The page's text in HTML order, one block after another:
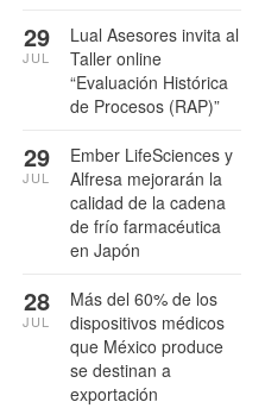
Lual Asesores invita al
Taller online
“Evaluación Histórica
de Procesos (RAP)”
29
JUL
Ember LifeSciences y
Alfresa mejorarán la
calidad de la cadena
de frío farmacéutica
en Japón
29
JUL
Más del 60% de los
dispositivos médicos
que México produce
se destinan a
exportación
28
JUL